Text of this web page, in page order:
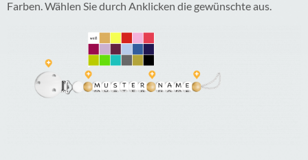
Farben. Wählen Sie durch Anklicken die gewünschte aus.